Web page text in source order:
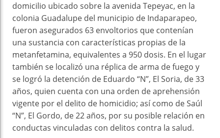
domicilio ubicado sobre la avenida Tepeyac, en la
colonia Guadalupe del municipio de Indaparapeo,
fueron asegurados 63 envoltorios que contenían
una sustancia con características propias de la
metanfetamina, equivalentes a 950 dosis. En el lugar
también se localizó una réplica de arma de fuego y
se logró la detención de Eduardo “N”, El Soria, de 33
años, quien cuenta con una orden de aprehensión
vigente por el delito de homicidio; así como de Saúl
“N”, El Gordo, de 22 años, por su posible relación en
conductas vinculadas con delitos contra la salud.